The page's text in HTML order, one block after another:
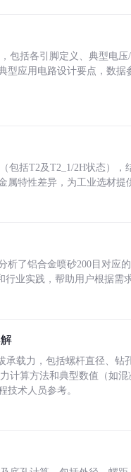
包括各引脚定义、典型电
型应用电路设计要点，数
包括T2及T2_1/2H状态），
特性差异，为工业选材提
了铝合金喷砂200目对应
业实践，帮助用户根据需
承载力，包括螺杆直径、
计算方法和典型数值（如
技术人员参考。